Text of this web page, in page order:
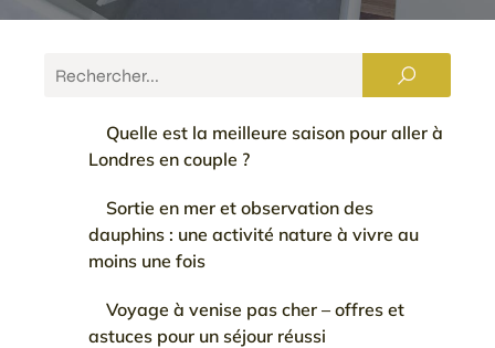
Quelle est la meilleure saison pour aller à
Londres en couple ?
Sortie en mer et observation des
dauphins : une activité nature à vivre au
moins une fois
Voyage à venise pas cher – offres et
astuces pour un séjour réussi